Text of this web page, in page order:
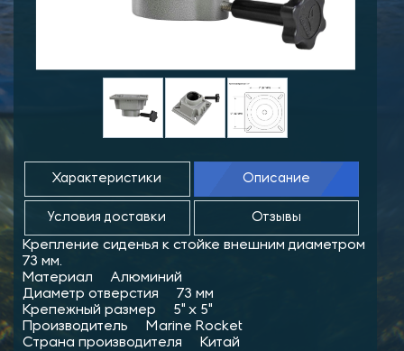
Характеристики Описание
Условия доставки Отзывы
Крепление сиденья к стойке внешним диаметром
73 мм.
Материал Алюминий
Диаметр отверстия 73 мм
Крепежный размер 5" х 5"
Производитель Marine Rocket
Страна производителя Китай